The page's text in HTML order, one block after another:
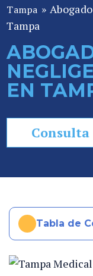
b
o
d
o
de
P
n
or
Tampa »
Tampa
EN
Tabla de